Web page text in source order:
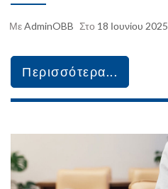
ΜεAdminOBB Στο 18 Ιουνίου 2025
Περισσότερα...